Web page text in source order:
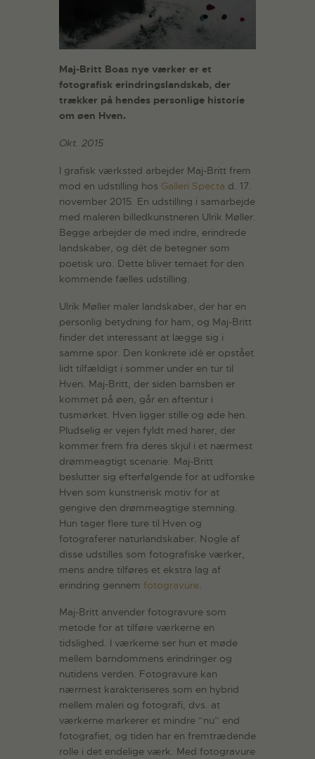
Maj-Britt Boas nye værker er et
fotografisk erindringslandskab, der
trækker på hendes personlige historie
om øen Hven.
Okt. 2015
I grafisk værksted arbejder Maj-Britt frem
mod en udstilling hos Galleri Specta d. 17.
november 2015. En udstilling i samarbejde
med maleren billedkunstneren Ulrik Møller.
Begge arbejder de med indre, erindrede
landskaber, og dét de betegner som
poetisk uro. Dette bliver temaet for den
kommende fælles udstilling.
Ulrik Møller maler landskaber, der har en
personlig betydning for ham, og Maj-Britt
finder det interessant at lægge sig i
samme spor. Den konkrete idé er opstået
lidt tilfældigt i sommer under en tur til
Hven. Maj-Britt, der siden barnsben er
kommet på øen, går en aftentur i
tusmørket. Hven ligger stille og øde hen.
Pludselig er vejen fyldt med harer, der
kommer frem fra deres skjul i et nærmest
drømmeagtigt scenarie. Maj-Britt
beslutter sig efterfølgende for at udforske
Hven som kunstnerisk motiv for at
gengive den drømmeagtige stemning.
Hun tager flere ture til Hven og
fotograferer naturlandskaber. Nogle af
disse udstilles som fotografiske værker,
mens andre tilføres et ekstra lag af
erindring gennem fotogravure.
Maj-Britt anvender fotogravure som
metode for at tilføre værkerne en
tidslighed. I værkerne ser hun et møde
mellem barndommens erindringer og
nutidens verden. Fotogravure kan
nærmest karakteriseres som en hybrid
mellem maleri og fotografi, dvs. at
værkerne markerer et mindre ”nu” end
fotografiet, og tiden har en fremtrædende
rolle i det endelige værk. Med fotogravure